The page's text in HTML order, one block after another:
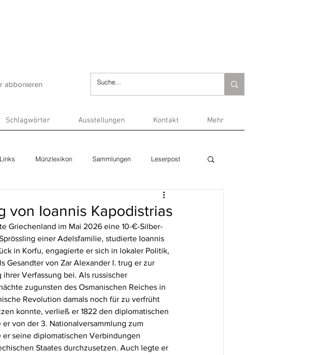
abbonieren
Schlagwörter Ausstellungen Kontakt Mehr
Links Münzlexikon Sammlungen Leserpost
von Ioannis Kapodistrias
Griechenland im Mai 2026 eine 10-€-Silber-
einer Adelsfamilie, studierte Ioannis
in Korfu, engagierte er sich in lokaler Politik,
Gesandter von Zar Alexander I. trug er zur
Verfassung bei. Als russischer
zugunsten des Osmanischen Reiches in
Revolution damals noch für zu verfrüht
konnte, verließ er 1822 den diplomatischen
von der 3. Nationalversammlung zum
seine diplomatischen Verbindungen
Staates durchzusetzen. Auch legte er